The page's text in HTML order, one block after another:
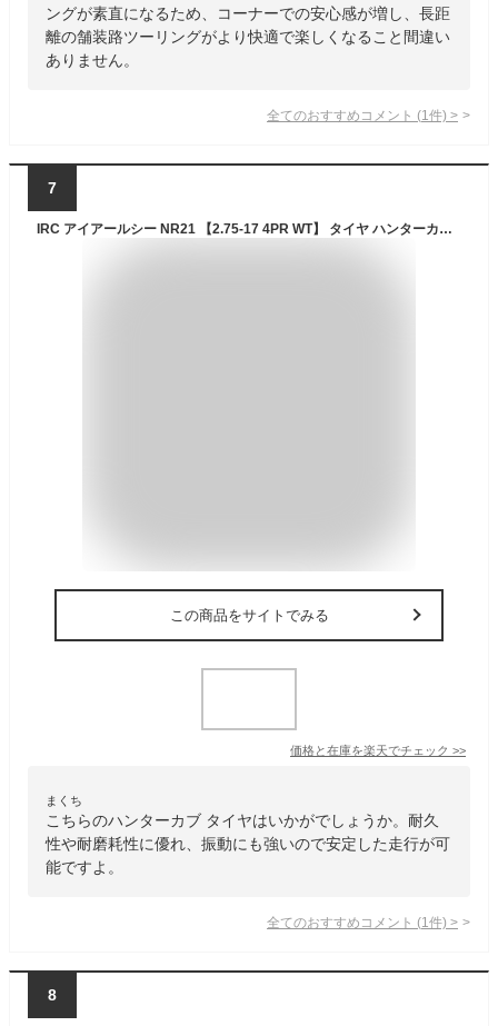
ングが素直になるため、コーナーでの安心感が増し、長距
離の舗装路ツーリングがより快適で楽しくなること間違い
ありません。
全てのおすすめコメント (1 件) >
7
IRC アイアールシー NR21 【2.75-17 4PR WT】 タイヤ ハンターカブCT110 CL50 クロスカブ110 HONDA ホンダ オンロードタイヤ・ビジネス オンロードタイヤ
この商品をサイトでみる
価格と在庫を楽天でチェック >>
まくち
こちらのハンターカブ タイヤはいかがでしょうか。耐久
性や耐磨耗性に優れ、振動にも強いので安定した走行が可
能ですよ。
全てのおすすめコメント (1 件) >
8